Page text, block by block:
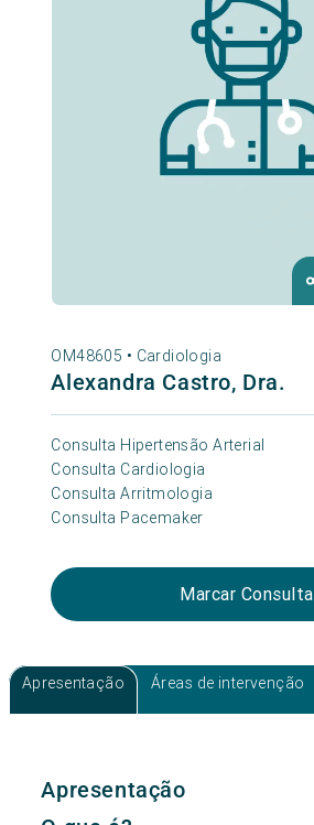
OM48605 • Cardiologia
Alexandra Castro, Dra.
Consulta Hipertensão Arterial
Consulta Cardiologia
Consulta Arritmologia
Consulta Pacemaker
Marcar Consulta
Apresentação Áreas de intervenção
Apresentação